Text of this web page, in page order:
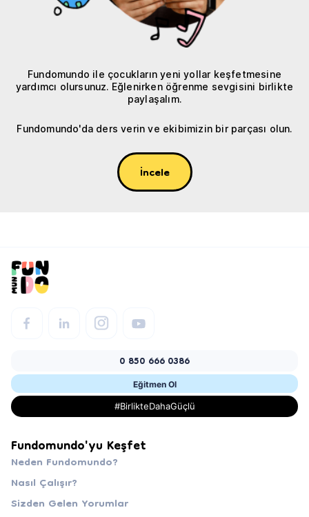
Fundomundo ile çocukların yeni yollar keşfetmesine
yardımcı olursunuz. Eğlenirken öğrenme sevgisini birlikte
paylaşalım.
Fundomundo'da ders verin ve ekibimizin bir parçası olun.
İncele
0 850 666 0386
Eğitmen Ol
#BirlikteDahaGüçlü
Fundomundo'yu Keşfet
Neden Fundomundo?
Nasıl Çalışır?
Sizden Gelen Yorumlar